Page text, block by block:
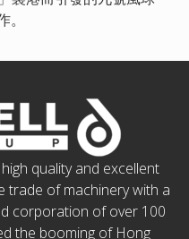
quality and excellent
trade of machinery with a
corporation of over 100
the booming of Hong